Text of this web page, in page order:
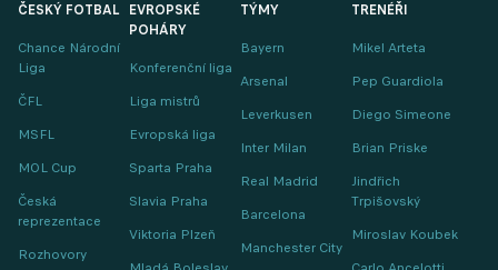
ČESKÝ FOTBAL
Chance Národní
Liga
ČFL
MSFL
MOL Cup
Česká
reprezentace
Rozhovory
EVROPSKÉ
POHÁRY
Konferenční liga
Liga mistrů
Evropská liga
Sparta Praha
Slavia Praha
Viktoria Plzeň
TÝMY
Bayern
Arsenal
Leverkusen
Inter Milan
Real Madrid
Barcelona
Manchester City
TRENÉŘI
Mikel Arteta
Pep Guardiola
Diego Simeone
Brian Priske
Jindřich
Trpišovský
Miroslav Koubek